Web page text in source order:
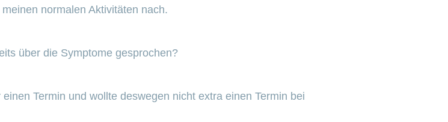
normalen Aktivitäten nach.
über die Symptome gesprochen?
Termin und wollte deswegen nicht extra einen Termin bei